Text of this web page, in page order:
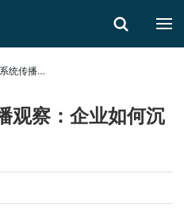
远景AI电力系统传播观察：企业如何沉淀品牌信任
观察：企业如何沉